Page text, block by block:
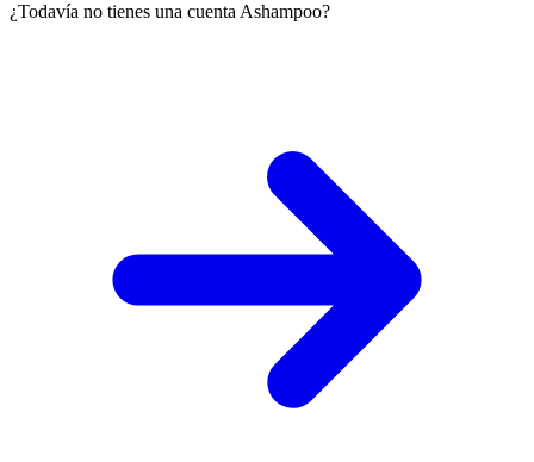
¿Todavía no tienes una cuenta Ashampoo?